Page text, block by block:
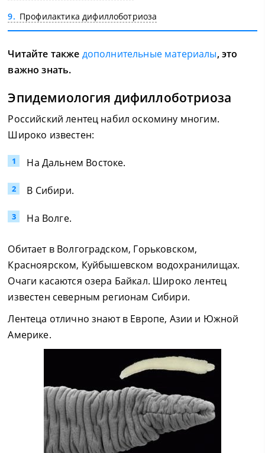
9
Профилактика дифиллоботриоза
Читайте также дополнительные материалы, это
важно знать.
Эпидемиология дифиллоботриоза
Российский лентец набил оскомину многим.
Широко известен:
На Дальнем Востоке.
В Сибири.
На Волге.
Обитает в Волгоградском, Горьковском,
Красноярском, Куйбышевском водохранилищах.
Очаги касаются озера Байкал. Широко лентец
известен северным регионам Сибири.
Лентеца отлично знают в Европе, Азии и Южной
Америке.